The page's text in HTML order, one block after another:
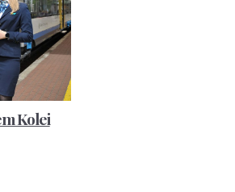
Kolei